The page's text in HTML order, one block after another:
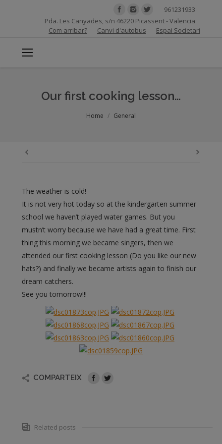
961231933
Pda. Les Canyades, s/n 46220 Picassent - Valencia
Com arribar?
Canvi d'autobus Espai Societari
Our first cooking lesson…
Home General
The weather is cold!
It is not very hot today so at the kindergarten summer
school we haven’t played water games. But you
mustn’t worry because we have had a great time. First
thing this morning we became singers, then we
attended our first cooking lesson (Do you like our new
hats?) and finally we became artists again to finish our
dream catchers.
See you tomorrow!!!
COMPARTEIX
Related posts